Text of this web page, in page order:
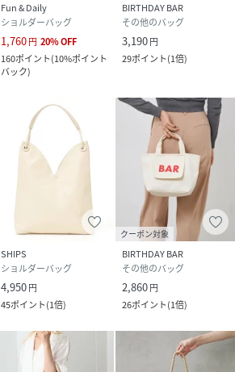
Fun & Daily
ショルダーバッグ
1,760円 20%OFF
160ポイント(10%ポイント
バック)
BIRTHDAY BAR
その他のバッグ
3,190円
29ポイント(1倍)
SHIPS
ショルダーバッグ
4,950円
45ポイント(1倍)
クーポン対象
BIRTHDAY BAR
その他のバッグ
2,860円
26ポイント(1倍)